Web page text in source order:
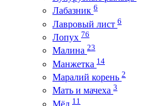
Лабазник 6
Лавровый лист 6
Лопух 76
Малина 23
Манжетка 14
Маралий корень 2
Мать и мачеха 3
Мёд 11